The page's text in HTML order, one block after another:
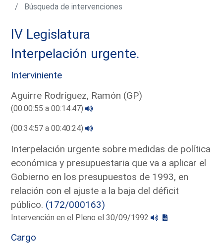
Búsqueda de intervenciones
IV Legislatura
Interpelación urgente.
Interviniente
Aguirre Rodríguez, Ramón (GP)
(00:00:55 a 00:14:47)
(00:34:57 a 00:40:24)
Interpelación urgente sobre medidas de política
económica y presupuestaria que va a aplicar el
Gobierno en los presupuestos de 1993, en
relación con el ajuste a la baja del déficit
público. (172/000163)
Intervención en el Pleno el 30/09/1992
Cargo